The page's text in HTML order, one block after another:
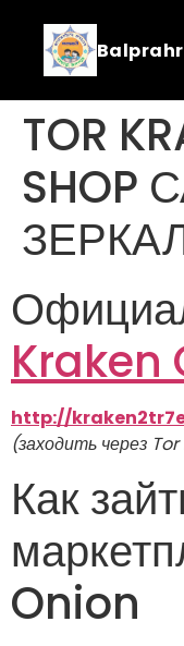
TOR
SHOP
Kraken
http://
(заходить через
Как
Onion